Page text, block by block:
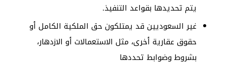
يتم تحديدها بقواعد التنفيذ.
غير السعوديين قد يمتلكون حق الملكية الكامل أو
حقوق عقارية أخرى، مثل الاستعمالات أو الازدهار،
بشروط وضوابط تحددها